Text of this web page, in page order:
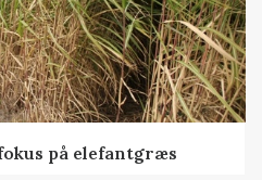
på elefantgræs